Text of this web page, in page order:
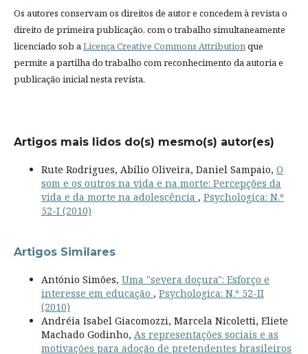
Os autores conservam os direitos de autor e concedem à revista o
direito de primeira publicação, com o trabalho simultaneamente
licenciado sob aLicença Creative Commons Attributionque
permite a partilha do trabalho com reconhecimento da autoria e
publicação inicial nesta revista.
Artigos mais lidos do(s) mesmo(s) autor(es)
Rute Rodrigues, Abílio Oliveira, Daniel Sampaio, O
som e os outros na vida e na morte: Percepções da
vida e da morte na adolescência , Psychologica: N.º
52-I (2010)
Artigos Similares
António Simões, Uma "severa doçura": Esforço e
interesse em educação , Psychologica: N.º 52-II
(2010)
Andréia Isabel Giacomozzi, Marcela Nicoletti, Eliete
Machado Godinho, As representações sociais e as
motivações para adoção de pretendentes brasileiros